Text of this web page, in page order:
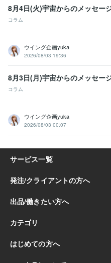
8月4日(火)宇宙からのメッセー
コラム
ウイング企画yuka
2026/08/03 19:36
8月3日(月)宇宙からのメッセー
コラム
ウイング企画yuka
2026/08/03 00:07